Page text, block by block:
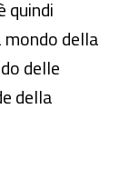
quindi
della
delle
della